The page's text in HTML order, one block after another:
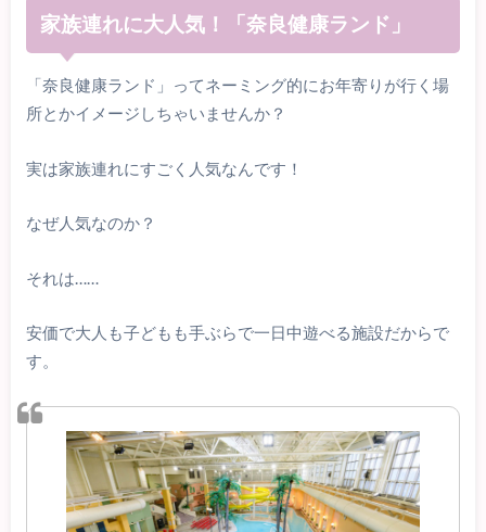
家族連れに大人気！「奈良健康ランド」
「奈良健康ランド」ってネーミング的にお年寄りが行く場
所とかイメージしちゃいませんか？
実は家族連れにすごく人気なんです！
なぜ人気なのか？
それは……
安価で大人も子どもも手ぶらで一日中遊べる施設だからで
す。